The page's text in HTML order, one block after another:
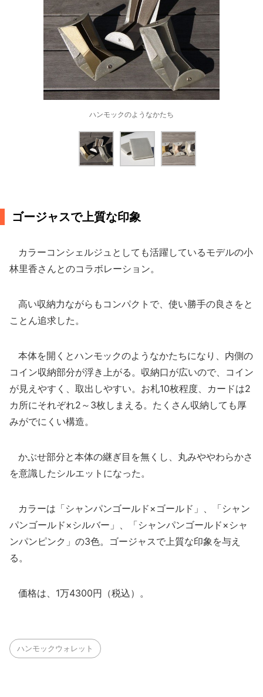
ハンモックのようなかたち
ゴージャスで上質な印象
カラーコンシェルジュとしても活躍しているモデルの小
林里香さんとのコラボレーション。
高い収納力ながらもコンパクトで、使い勝手の良さをと
ことん追求した。
本体を開くとハンモックのようなかたちになり、内側の
コイン収納部分が浮き上がる。収納口が広いので、コイン
が見えやすく、取出しやすい。お札10枚程度、カードは2
カ所にそれぞれ2～3枚しまえる。たくさん収納しても厚
みがでにくい構造。
かぶせ部分と本体の継ぎ目を無くし、丸みややわらかさ
を意識したシルエットになった。
カラーは「シャンパンゴールド×ゴールド」、「シャン
パンゴールド×シルバー」、「シャンパンゴールド×シャ
ンパンピンク」の3色。ゴージャスで上質な印象を与え
る。
価格は、1万4300円（税込）。
ハンモックウォレット